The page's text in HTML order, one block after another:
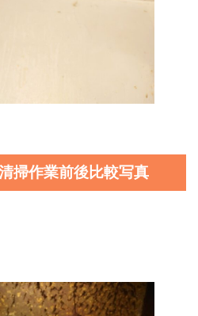
掃作業前後比較写真